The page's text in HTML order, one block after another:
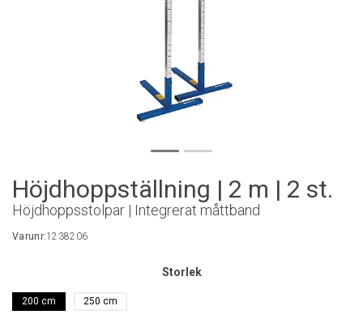
Höjdhoppställning | 2 m | 2 st.
Höjdhoppsstolpar | Integrerat måttband
Varunr:1238206
Storlek
200 cm 250 cm